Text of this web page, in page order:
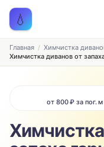
💧
Записаться на
Рассчитаем стоимость
ТИП МЕБЕЛИ
ТИП ОБИВКИ
Выберите ткань…
Главная
Химчистка
Химчистка диванов от
от 800 ₽ за пог.